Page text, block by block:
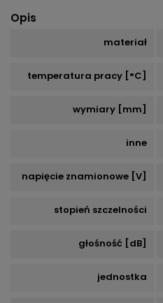
Opis
materiał
temperatura pracy [°C]
wymiary [mm]
inne
napięcie znamionowe [V]
stopień szczelności
głośność [dB]
jednostka